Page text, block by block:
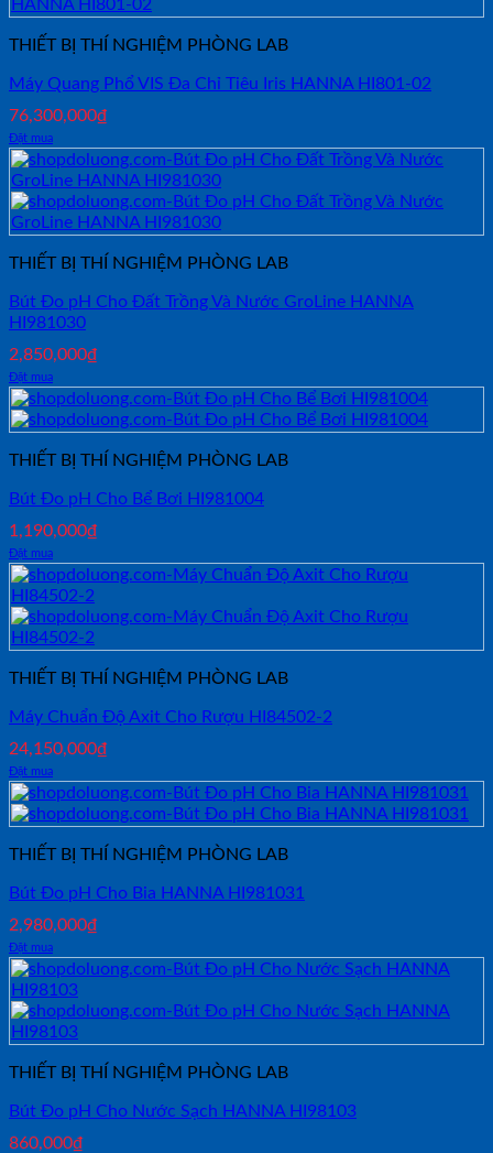
THIẾT BỊ THÍ NGHIỆM PHÒNG LAB
Máy Quang Phổ VIS Đa Chỉ Tiêu Iris HANNA HI801-02
76,300,000₫
Đặt mua
THIẾT BỊ THÍ NGHIỆM PHÒNG LAB
Bút Đo pH Cho Đất Trồng Và Nước GroLine HANNA
HI981030
2,850,000₫
Đặt mua
THIẾT BỊ THÍ NGHIỆM PHÒNG LAB
Bút Đo pH Cho Bể Bơi HI981004
1,190,000₫
Đặt mua
THIẾT BỊ THÍ NGHIỆM PHÒNG LAB
Máy Chuẩn Độ Axit Cho Rượu HI84502-2
24,150,000₫
Đặt mua
THIẾT BỊ THÍ NGHIỆM PHÒNG LAB
Bút Đo pH Cho Bia HANNA HI981031
2,980,000₫
Đặt mua
THIẾT BỊ THÍ NGHIỆM PHÒNG LAB
Bút Đo pH Cho Nước Sạch HANNA HI98103
860,000₫